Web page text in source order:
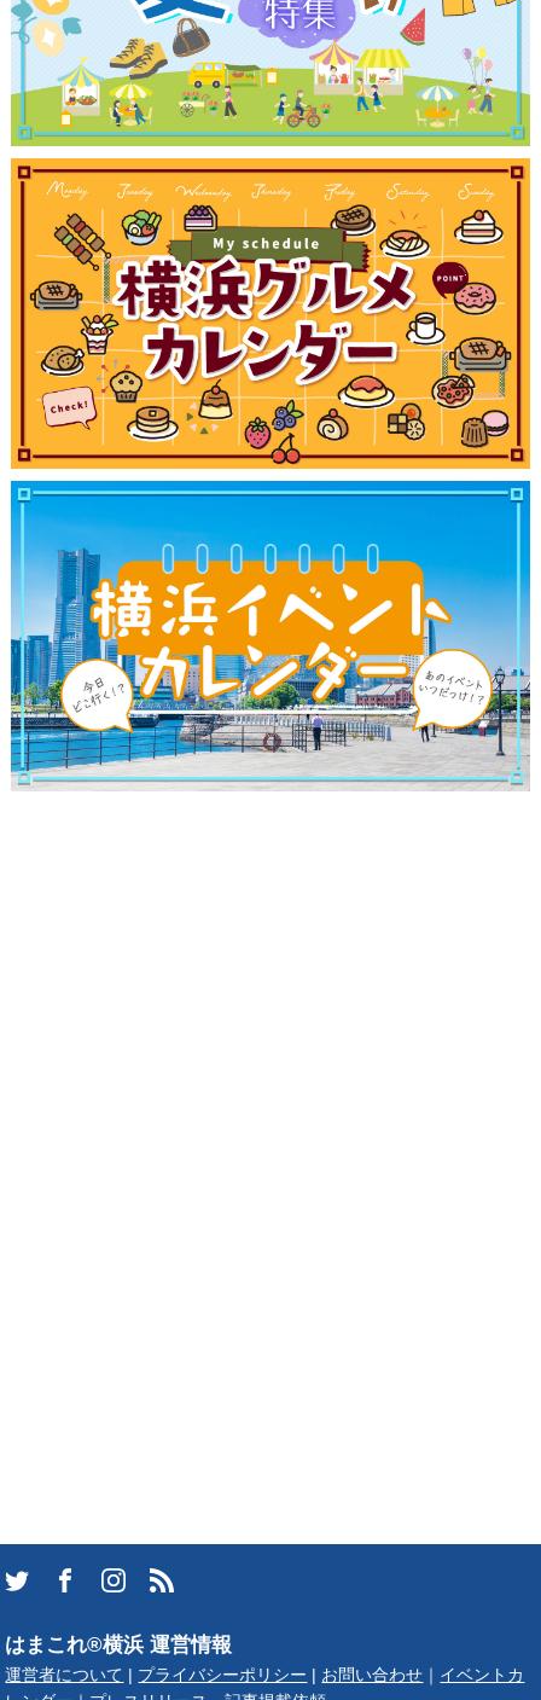
観光ガイド
ランキング
はまこれ®横浜 運営情報
運営者について | プライバシーポリシー | お問い合わせ ｜ イベントカ